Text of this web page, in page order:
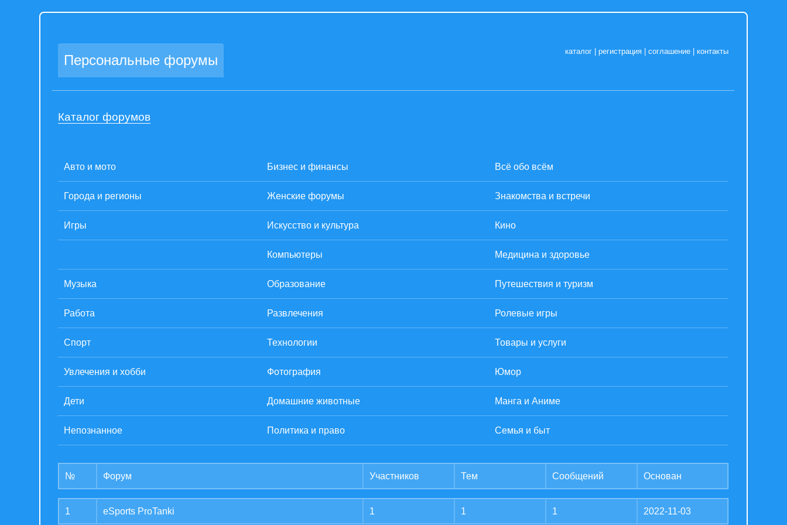
Персональные форумы
каталог |регистрация |соглашение |контакты
Каталог форумов
Авто и мото Бизнес и финансы Всё обо всём
Города и регионы Женские форумы Знакомства и встречи
Игры Искусство и культура Кино
Компьютеры Медицина и здоровье
Музыка Образование Путешествия и туризм
Работа Развлечения Ролевые игры
Спорт Технологии Товары и услуги
Увлечения и хобби Фотография Юмор
Дети Домашние животные Манга и Аниме
Непознанное Политика и право Семья и быт
№ Форум Участников Тем Сообщений Основан
1 eSports ProTanki 1 1 1 2022-11-03